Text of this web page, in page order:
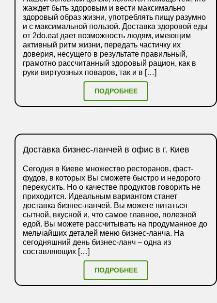
жаждет быть здоровым и вести максимально
здоровый образ жизни, употреблять пищу разумно
и с максимальной пользой. Доставка здоровой еды
от 2do.eat дает возможность людям, имеющим
активный ритм жизни, передать частичку их
доверия, несущего в результате правильный,
грамотно рассчитанный здоровый рацион, как в
руки виртуозных поваров, так и в […]
ПОДРОБНЕЕ
Доставка бизнес-ланчей в офис в г. Киев
Сегодня в Киеве множество ресторанов, фаст-
фудов, в которых Вы сможете быстро и недорого
перекусить. Но о качестве продуктов говорить не
приходится. Идеальным вариантом станет
доставка бизнес-ланчей. Вы можете питаться
сытной, вкусной и, что самое главное, полезной
едой. Вы можете рассчитывать на продуманное до
мельчайших деталей меню бизнес-ланча. На
сегодняшний день бизнес-ланч – одна из
составляющих […]
ПОДРОБНЕЕ